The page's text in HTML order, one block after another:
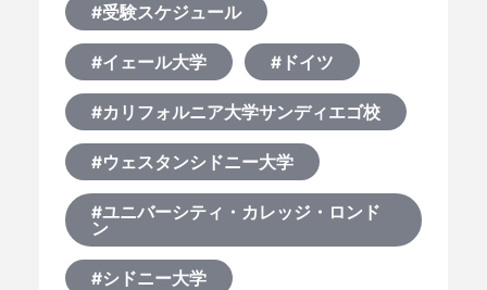
#受験スケジュール
#イェール大学 #ドイツ
#カリフォルニア大学サンディエゴ校
#ウェスタンシドニー大学
#ユニバーシティ・カレッジ・ロンド
ン
#シドニー大学